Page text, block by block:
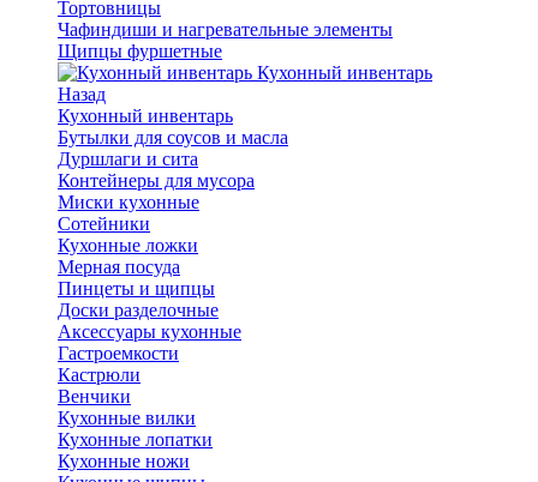
Тортовницы
Чафиндиши и нагревательные элементы
Щипцы фуршетные
Кухонный инвентарь
Назад
Кухонный инвентарь
Бутылки для соусов и масла
Дуршлаги и сита
Контейнеры для мусора
Миски кухонные
Сотейники
Кухонные ложки
Мерная посуда
Пинцеты и щипцы
Доски разделочные
Аксессуары кухонные
Гастроемкости
Кастрюли
Венчики
Кухонные вилки
Кухонные лопатки
Кухонные ножи